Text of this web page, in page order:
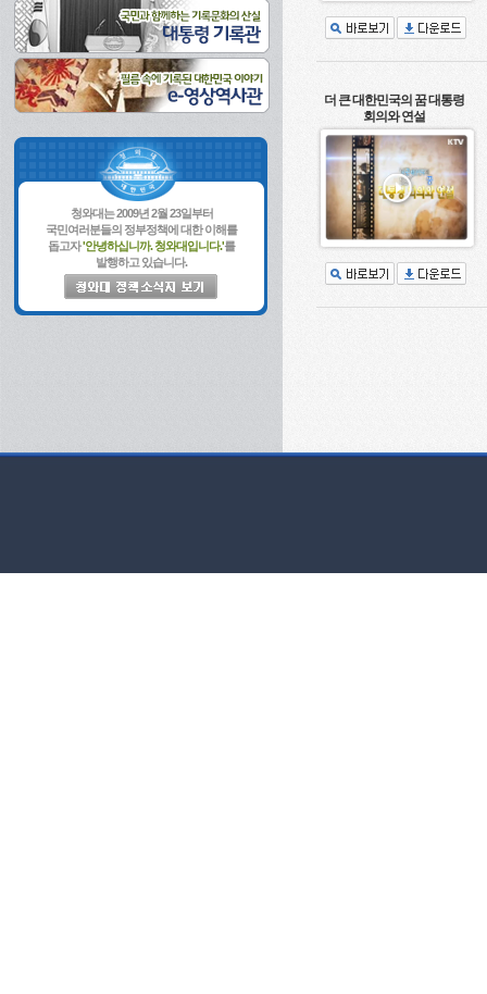
청와대는 2009년 2월 23일부터
국민여러분들의 정부정책에 대한 이해를
돕고자'안녕하십니까. 청와대입니다.'를
발행하고 있습니다.
더 큰 대한민국의 꿈 대통령
회의와 연설